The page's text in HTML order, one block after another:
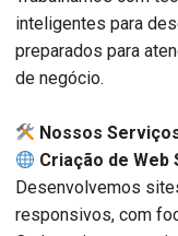
inteligentes para
preparados para
de negócio.
Nossos
Criação de
Desenvolvemos
responsivos, com